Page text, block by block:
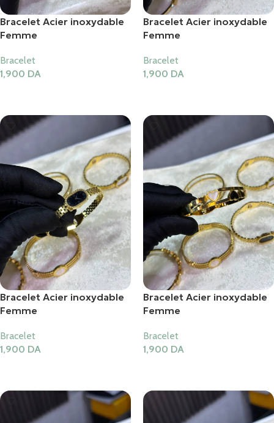
Bracelet Acier inoxydable
Femme
Bracelet
1,900 DA
Bracelet Acier inoxydable
Femme
Bracelet
1,900 DA
Bracelet Acier inoxydable
Femme
Bracelet
1,900 DA
Bracelet Acier inoxydable
Femme
Bracelet
1,900 DA